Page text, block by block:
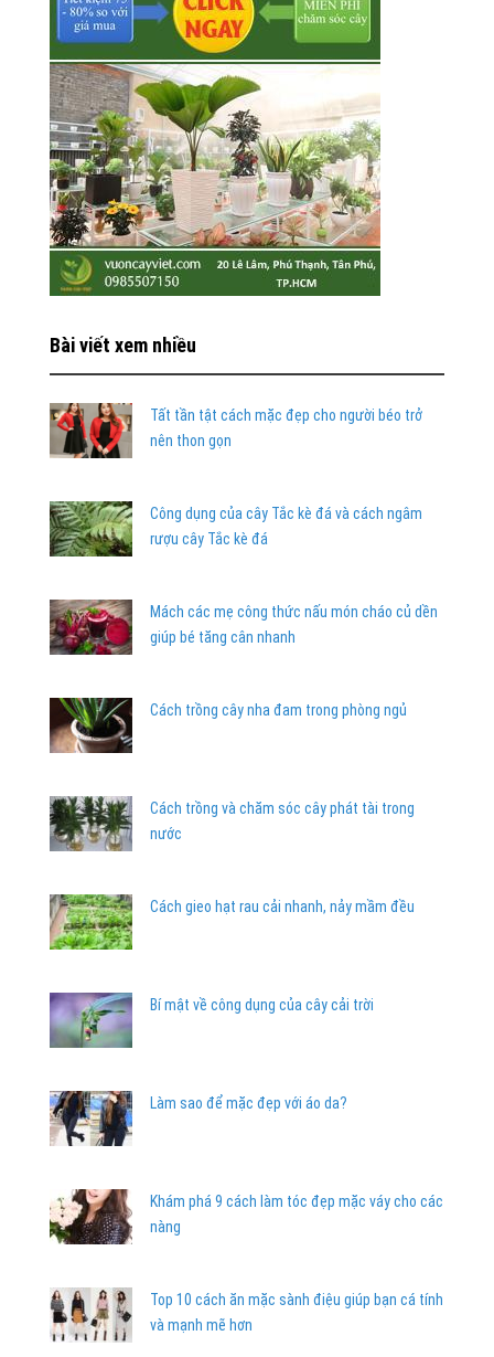
Bài viết xem nhiều
Tất tần tật cách mặc đẹp cho người béo trở
nên thon gọn
Công dụng của cây Tắc kè đá và cách ngâm
rượu cây Tắc kè đá
Mách các mẹ công thức nấu món cháo củ dền
giúp bé tăng cân nhanh
Cách trồng cây nha đam trong phòng ngủ
Cách trồng và chăm sóc cây phát tài trong
nước
Cách gieo hạt rau cải nhanh, nảy mầm đều
Bí mật về công dụng của cây cải trời
Làm sao để mặc đẹp với áo da?
Khám phá 9 cách làm tóc đẹp mặc váy cho các
nàng
Top 10 cách ăn mặc sành điệu giúp bạn cá tính
và mạnh mẽ hơn